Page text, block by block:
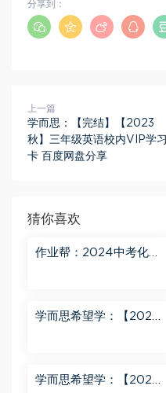
分享到：
上一篇
学而思：【完结】【2023
秋】三年级英语校内VIP学习
卡 百度网盘分享
猜你喜欢
作业帮：2024中考化学
学而思希望学：【2024
学而思希望学：【2024